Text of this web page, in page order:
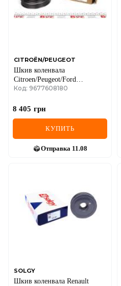
CITROËN/PEUGEOT
Шкив коленвала
Citroen/Peugeot/Ford
2.2HDI/Boxer/Jumper III
Код: 9677608180
8 405 грн
КУПИТЬ
Отправка 11.08
SOLGY
Шкив коленвала Renault